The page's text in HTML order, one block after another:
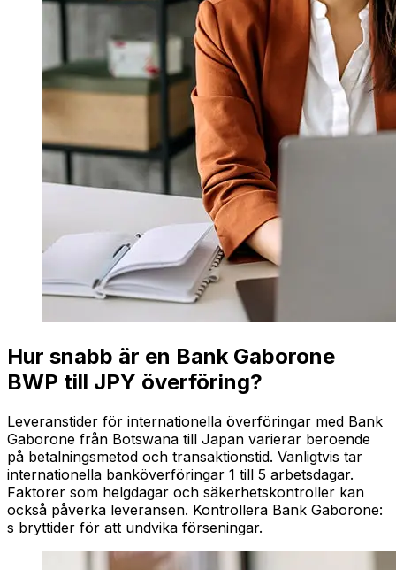
Hur snabb är en Bank Gaborone
BWP till JPY överföring?
Leveranstider för internationella överföringar med Bank
Gaborone från Botswana till Japan varierar beroende
på betalningsmetod och transaktionstid. Vanligtvis tar
internationella banköverföringar 1 till 5 arbetsdagar.
Faktorer som helgdagar och säkerhetskontroller kan
också påverka leveransen. Kontrollera Bank Gaborone:
s bryttider för att undvika förseningar.